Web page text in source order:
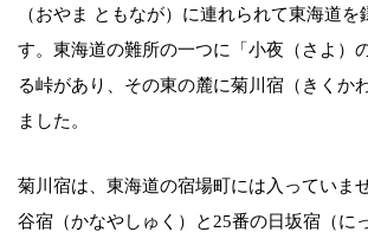
（おやま ともなが）に連れられて東海道を
す。東海道の難所の一つに「小夜（さよ）
る峠があり、その東の麓に菊川宿（きくか
ました。
菊川宿は、東海道の宿場町には入っていま
谷宿（かなやしゅく）と25番の日坂宿（に